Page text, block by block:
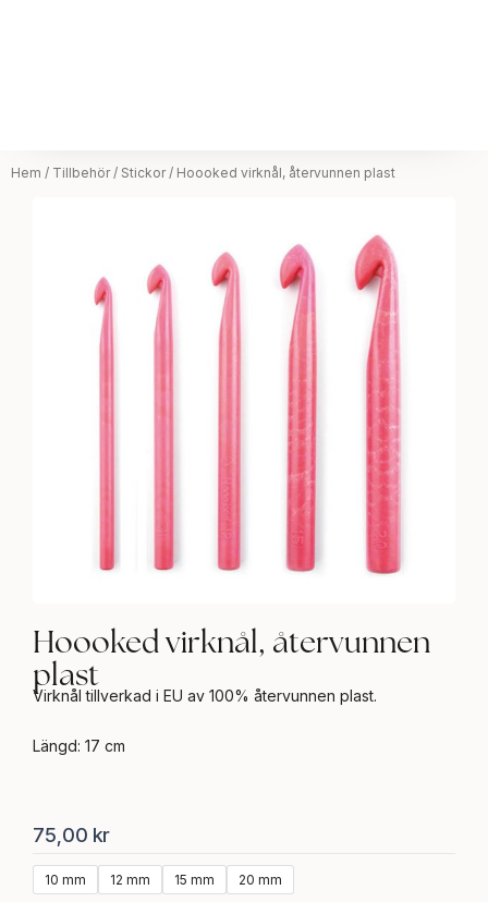
Hem / Tillbehör/ Stickor/ Hoooked virknål, återvunnen plast
Hoooked virknål, återvunnen
plast
Virknål tillverkad i EU av 100% återvunnen plast.
Längd: 17 cm
75,00 kr
10 mm 12 mm 15 mm 20 mm
Hoooked
virknål,